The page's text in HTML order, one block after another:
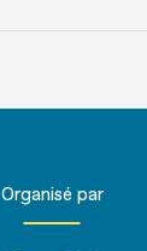
Organisé par